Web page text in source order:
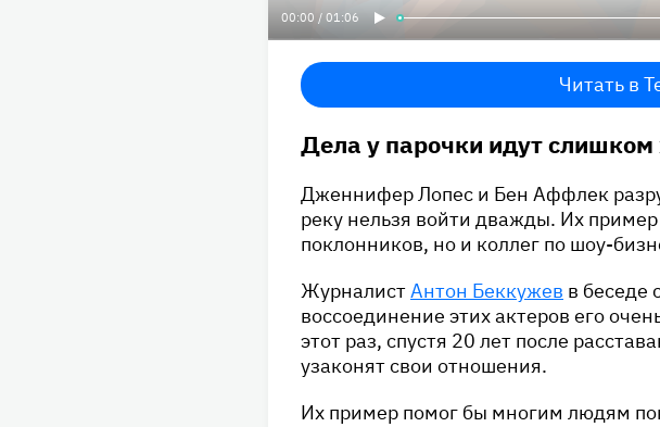
00:00 / 01:06
Читать в
Дела у парочки идут
Дженнифер Лопес и Бен Аффлек
реку нельзя войти дважды. Их
поклонников, но и коллег по шоу-
ЖурналистАнтон Беккужев в беседе
воссоединение этих актеров его
этот раз, спустя 20 лет после
узаконят свои отношения.
Их пример помог бы многим людям